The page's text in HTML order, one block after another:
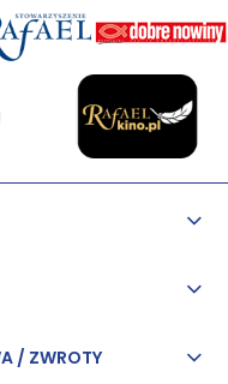
/ ZWROTY